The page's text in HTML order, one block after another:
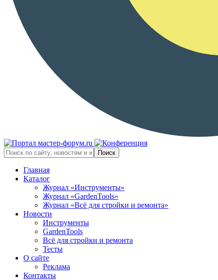
Главная
Каталог
Журнал «Инструменты»
Журнал «GardenTools»
Журнал «Всё для стройки и ремонта»
Новости
Инструменты
GardenTools
Всё для стройки и ремонта
Тесты
О сайте
Реклама
Контакты